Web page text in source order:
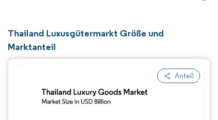
Thailand Luxusgütermarkt Größe und
Marktanteil
Anteil